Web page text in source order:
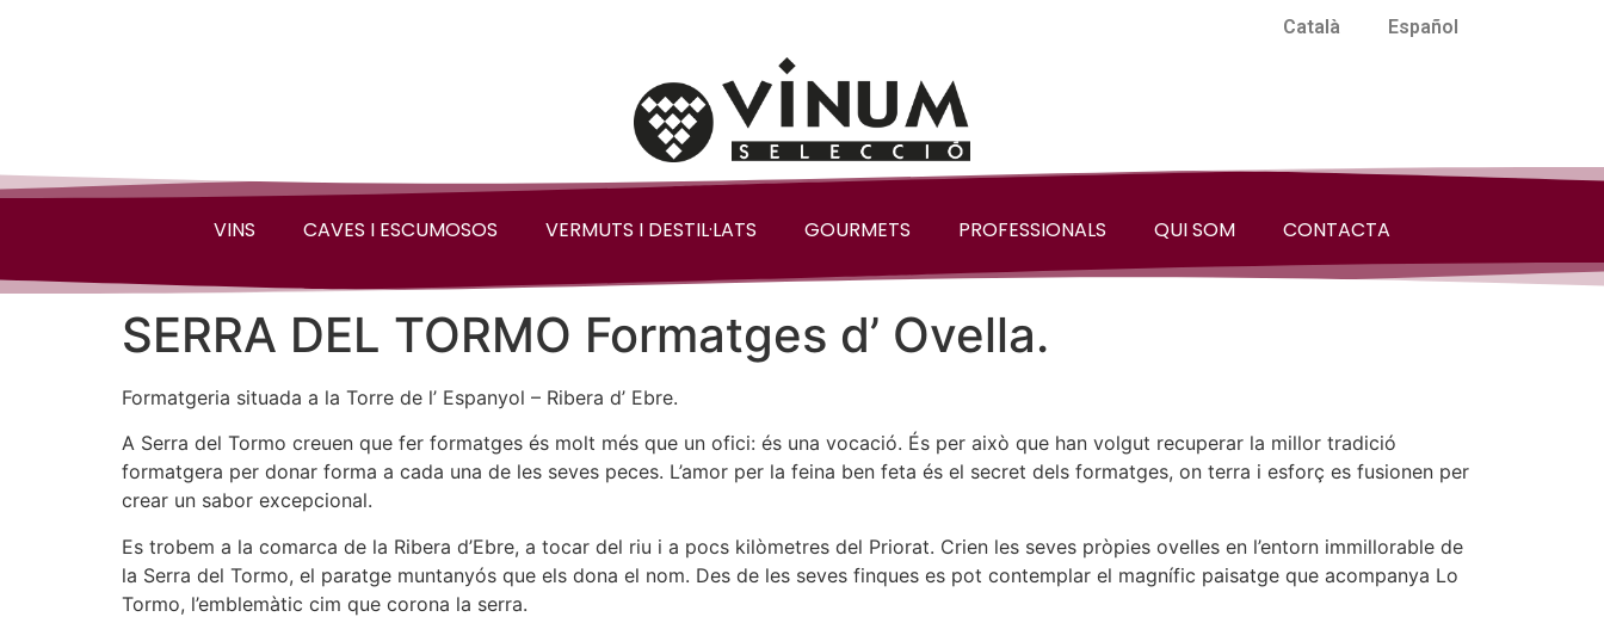
Català Español
VINS CAVES I ESCUMOSOS VERMUTS I DESTIL·LATS GOURMETS PROFESSIONALS QUI SOM CONTACTA
SERRA DEL TORMO Formatges d’ Ovella.
Formatgeria situada a la Torre de l’ Espanyol – Ribera d’ Ebre.
A Serra del Tormo creuen que fer formatges és molt més que un ofici: és una vocació. És per això que han volgut recuperar la millor tradició
formatgera per donar forma a cada una de les seves peces. L’amor per la feina ben feta és el secret dels formatges, on terra i esforç es fusionen per
crear un sabor excepcional.
Es trobem a la comarca de la Ribera d’Ebre, a tocar del riu i a pocs kilòmetres del Priorat. Crien les seves pròpies ovelles en l’entorn immillorable de
la Serra del Tormo, el paratge muntanyós que els dona el nom. Des de les seves finques es pot contemplar el magnífic paisatge que acompanya Lo
Tormo, l’emblemàtic cim que corona la serra.